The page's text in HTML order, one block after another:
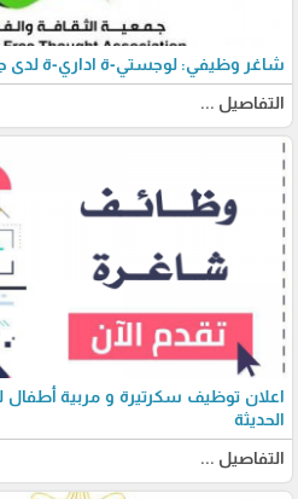
شاغر وظيفي: لوجستي-ة اداري-ة لدى
التفاصيل ...
اعلان توظيف سكرتيرة و مربية
الحديثة
التفاصيل ...